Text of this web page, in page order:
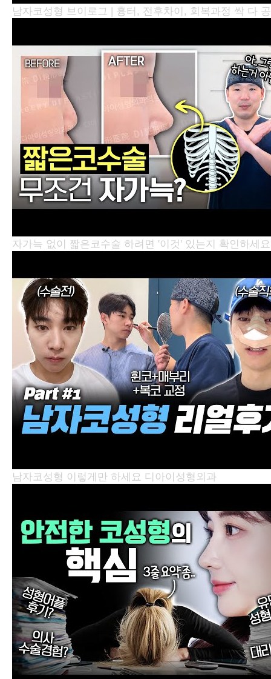
남자코성형 브이로그 | 흉터, 전후차이, 회복과정 싹 다
자가늑 없이 짧은코수술 하려면 '이것' 있는지 확인하세
남자코성형 이렇게만 하세요 디아이성형외과